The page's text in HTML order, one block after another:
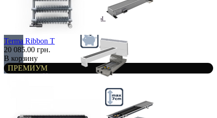
Климаконвекторы
Недорогие
Terma Ribbon T
20 085.00 грн.
В корзину
ПРЕМИУМ